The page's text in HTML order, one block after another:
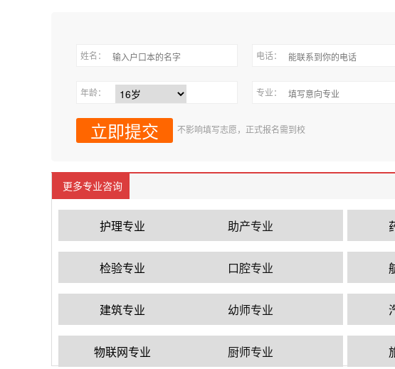
姓名： 电话：
年龄： 专业：
不影响填写志愿，正式报名需到校
更多专业咨询
护理专业 助产专业
检验专业 口腔专业
建筑专业 幼师专业
物联网专业 厨师专业